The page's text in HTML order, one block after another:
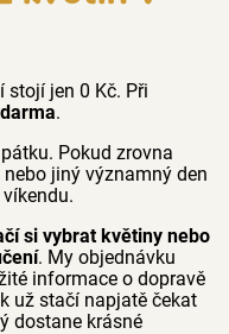
stojí jen 0 Kč. Při
.
Pokud zrovna
jiný významný den
si vybrat květiny nebo
. My objednávku
informace o dopravě
už stačí napjatě čekat
dostane krásné